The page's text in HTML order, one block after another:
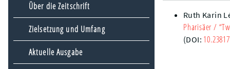
Über die Zeitschrift
Zielsetzung und Umfang
Aktuelle Ausgabe
Ruth Karin
Pharisäer/
(DOI: